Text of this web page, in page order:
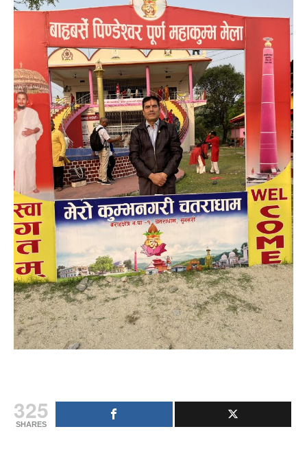
325
SHARES